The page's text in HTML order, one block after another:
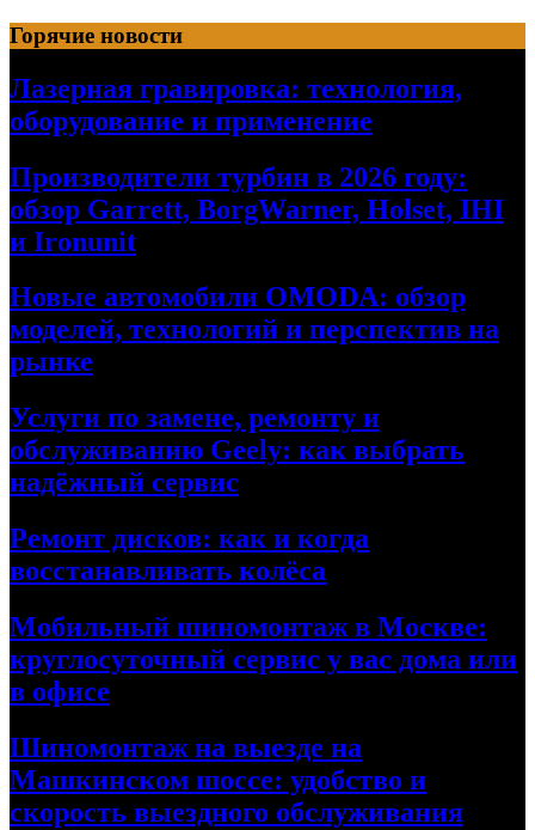
Перейти
к
содержимому
Горячие новости
Лазерная гравировка: технология,
оборудование и применение
Производители турбин в 2026 году:
обзор Garrett, BorgWarner, Holset, IHI
и Ironunit
Новые автомобили OMODA: обзор
моделей, технологий и перспектив на
рынке
Услуги по замене, ремонту и
обслуживанию Geely: как выбрать
надёжный сервис
Ремонт дисков: как и когда
восстанавливать колёса
Мобильный шиномонтаж в Москве:
круглосуточный сервис у вас дома или
в офисе
Шиномонтаж на выезде на
Машкинском шоссе: удобство и
скорость выездного обслуживания